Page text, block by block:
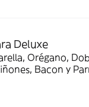
Deluxe
Orégano,
Bacon y